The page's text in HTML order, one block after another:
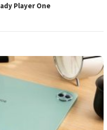
Player One